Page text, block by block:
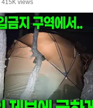
415K views